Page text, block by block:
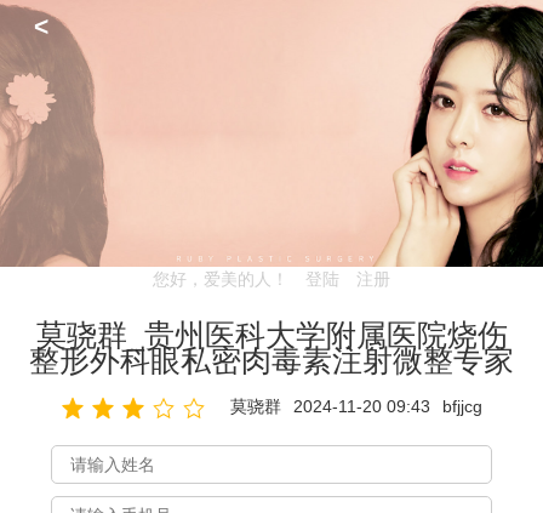
<
您好，爱美的人！ 登陆 注册
莫骁群_贵州医科大学附属医院烧伤
整形外科眼私密肉毒素注射微整专家
莫骁群 2024-11-20 09:43 bfjjcg